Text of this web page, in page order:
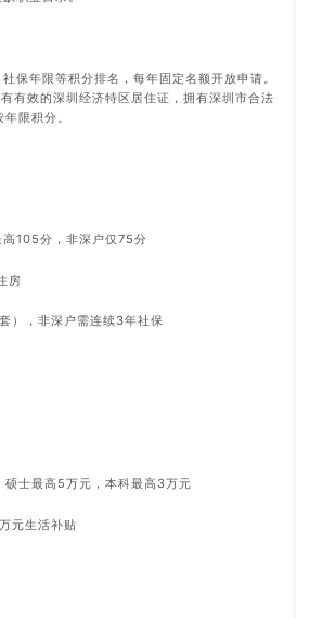
保年限等积分排名，每年固定名额开放申请。
有效的深圳经济特区居住证，拥有深圳市合法
限积分。
105分，非深户仅75分
房
），非深户需连续3年社保
士最高5万元，本科最高3万元
元生活补贴